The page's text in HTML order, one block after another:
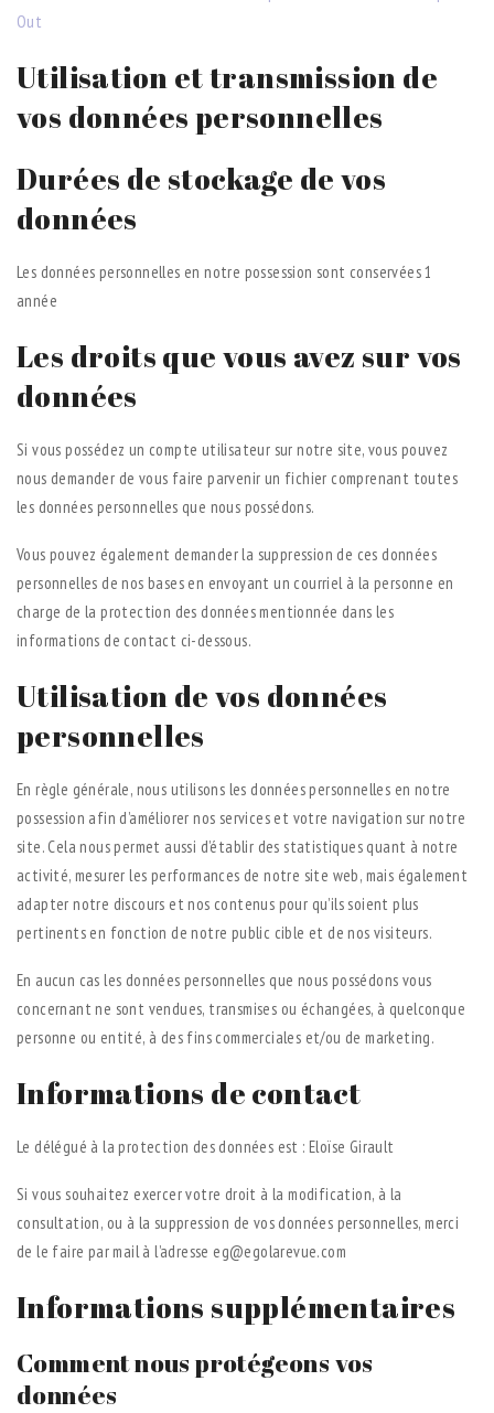
Out
Utilisation et transmission de
vos données personnelles
Durées de stockage de vos
données
Les données personnelles en notre possession sont conservées 1
année
Les droits que vous avez sur vos
données
Si vous possédez un compte utilisateur sur notre site, vous pouvez
nous demander de vous faire parvenir un fichier comprenant toutes
les données personnelles que nous possédons.
Vous pouvez également demander la suppression de ces données
personnelles de nos bases en envoyant un courriel à la personne en
charge de la protection des données mentionnée dans les
informations de contact ci-dessous.
Utilisation de vos données
personnelles
En règle générale, nous utilisons les données personnelles en notre
possession afin d’améliorer nos services et votre navigation sur notre
site. Cela nous permet aussi d’établir des statistiques quant à notre
activité, mesurer les performances de notre site web, mais également
adapter notre discours et nos contenus pour qu’ils soient plus
pertinents en fonction de notre public cible et de nos visiteurs.
En aucun cas les données personnelles que nous possédons vous
concernant ne sont vendues, transmises ou échangées, à quelconque
personne ou entité, à des fins commerciales et/ou de marketing.
Informations de contact
Le délégué à la protection des données est : Eloïse Girault
Si vous souhaitez exercer votre droit à la modification, à la
consultation, ou à la suppression de vos données personnelles, merci
de le faire par mail à l’adresse eg@egolarevue.com
Informations supplémentaires
Comment nous protégeons vos
données